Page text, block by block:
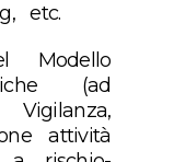
etc.
Modello
(ad
attività